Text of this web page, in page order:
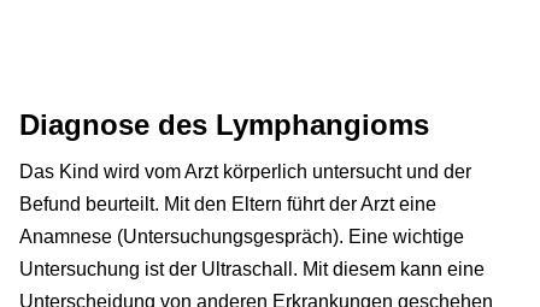
Diagnose des Lymphangioms
Das Kind wird vom Arzt körperlich untersucht und der
Befund beurteilt. Mit den Eltern führt der Arzt eine
Anamnese (Untersuchungsgespräch). Eine wichtige
Untersuchung ist der Ultraschall. Mit diesem kann eine
Unterscheidung von anderen Erkrankungen geschehen